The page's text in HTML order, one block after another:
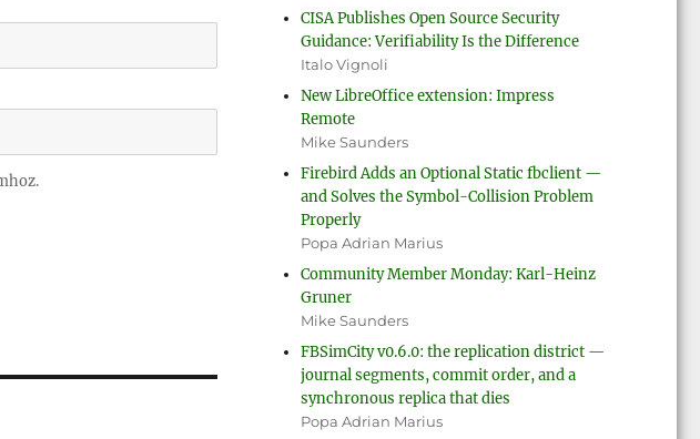
CISA Publishes Open Source Security
Guidance: Verifiability Is the Difference
Italo Vignoli
New LibreOffice extension: Impress
Remote
Mike Saunders
Firebird Adds an Optional Static fbclient —
and Solves the Symbol-Collision Problem
Properly
Popa Adrian Marius
Community Member Monday: Karl-Heinz
Gruner
Mike Saunders
FBSimCity v0.6.0: the replication district —
journal segments, commit order, and a
synchronous replica that dies
Popa Adrian Marius